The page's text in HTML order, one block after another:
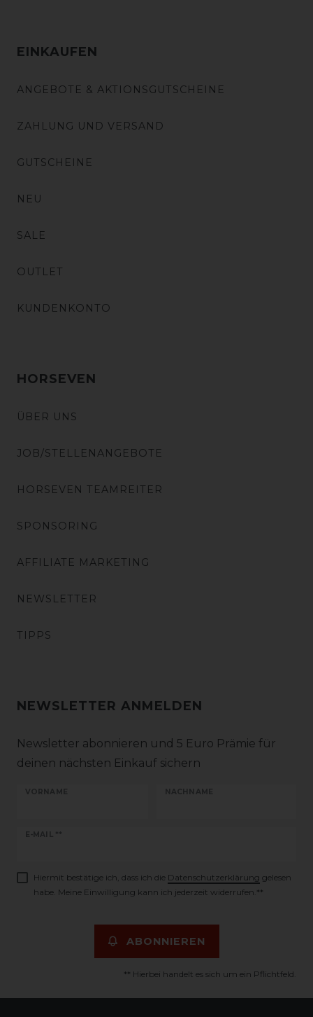
EINKAUFEN
ANGEBOTE & AKTIONSGUTSCHEINE
ZAHLUNG UND VERSAND
GUTSCHEINE
NEU
SALE
OUTLET
KUNDENKONTO
HORSEVEN
ÜBER UNS
JOB/STELLENANGEBOTE
HORSEVEN TEAMREITER
SPONSORING
AFFILIATE MARKETING
NEWSLETTER
TIPPS
NEWSLETTER ANMELDEN
Newsletter abonnieren und 5 Euro Prämie für
deinen nächsten Einkauf sichern
VORNAME NACHNAME
E-MAIL **
Newsletter
Hiermit bestätige ich, dass ich die Daten­schutz­erklärung gelesen
habe. Meine Einwilligung kann ich jederzeit widerrufen.**
ABONNIEREN
** Hierbei handelt es sich um ein Pflichtfeld.